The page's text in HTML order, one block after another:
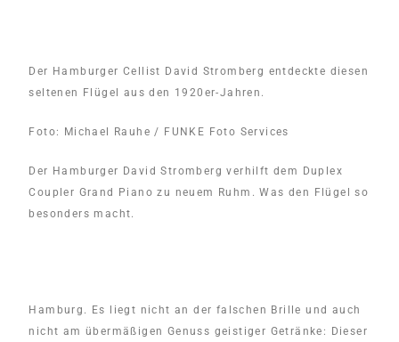
Der Hamburger Cellist David Stromberg entdeckte diesen
seltenen Flügel aus den 1920er-Jahren.
Foto: Michael Rauhe / FUNKE Foto Services
Der Hamburger David Stromberg verhilft dem Duplex
Coupler Grand Piano zu neuem Ruhm. Was den Flügel so
besonders macht.
Hamburg. Es liegt nicht an der falschen Brille und auch
nicht am übermäßigen Genuss geistiger Getränke: Dieser